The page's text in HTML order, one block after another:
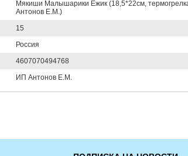
Мякиши Малышарики Ежик (18,5*22см,
Антонов Е.М.)
15
Россия
4607070494768
ИП Антонов Е.М.